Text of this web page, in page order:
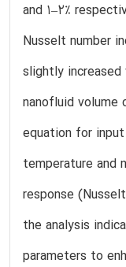
and 1–2%
Nusselt number
slightly
nanofluid volume
equation for
temperature and
response
the analysis
parameters to